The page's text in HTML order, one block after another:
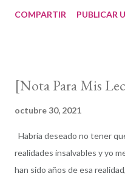
On , el tema que abre el
y expresión histórica más
Alwayn On están inspirados
los últimos dos años, con
había vivido y presenciado
COMPARTIR PUBLICAR
[Nota Para Mis
octubre 30, 2021
Habría deseado no tener
realidades insalvables y yo
han sido años de esa